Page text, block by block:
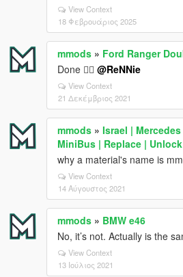
View Context
18 Φεβρουάριος 2025
mmods » Ford Ranger
Done 👍🏽 @ReNNie
View Context
21 Δεκέμβριος 2021
mmods » Israel |
MiniBus | Replace |
why a material's name is
View Context
14 Αύγουστος 2021
mmods » BMW e46
No, it’s not. Actually is the
View Context
13 Ιούλιος 2021